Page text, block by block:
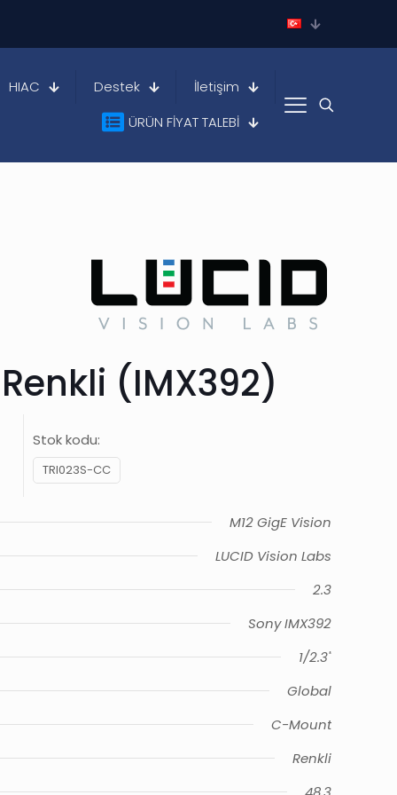
HIAC Destek
İletişim
ÜRÜN FİYAT TALEBİ
(IMX392)
Stok kodu:
TRI023S-CC
M12 GigE Vision
LUCID Vision Labs
2.3
Sony IMX392
1/2.3"
Global
C-Mount
Renkli